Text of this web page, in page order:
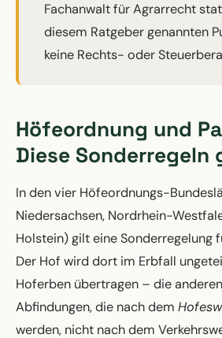
Fachanwalt für Agrarrecht
diesem Ratgeber genannten
keine Rechts- oder
Höfeordnung und
Diese Sonderregeln
In den vier Höfeordnungs-
Niedersachsen, Nordrhein-
Holstein) gilt eine Sonderregelung
Der Hof wird dort im Erbfall
Hoferben übertragen – die
Abfindungen, die nach dem
werden, nicht nach dem